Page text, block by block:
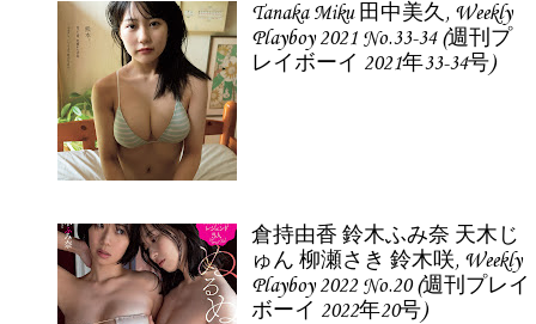
Tanaka Miku 田中美久, Weekly
Playboy 2021 No.33-34 (週刊プ
レイボーイ 2021年33-34号)
倉持由香 鈴木ふみ奈 天木じ
ゅん 柳瀬さき 鈴木咲, Weekly
Playboy 2022 No.20 (週刊プレイ
ボーイ 2022年20号)